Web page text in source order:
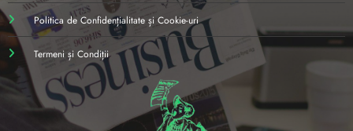
Politica de Confidențialitate și Cookie-uri
Termeni și Condiții